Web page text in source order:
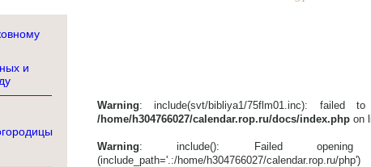
и
Warning: include(svt/bibliya1/75flm01.inc):
/home/h304766027/calendar.rop.ru/docs/index.php on
Warning: include(): Failed opening
(include_path='.:/home/